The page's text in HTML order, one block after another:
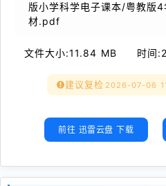
版小学科学电子课本/粤教版
材.pdf
文件大小:11.84 MB 时间:
建议复检 2026-07-06
前往 迅雷云盘 下载